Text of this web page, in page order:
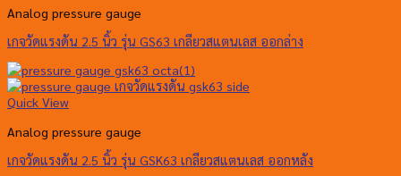
Analog pressure gauge
เกจวัดแรงดัน 2.5 นิ้ว รุ่น GS63 เกลียวสแตนเลส ออกล่าง
Quick View
Analog pressure gauge
เกจวัดแรงดัน 2.5 นิ้ว รุ่น GSK63 เกลียวสแตนเลส ออกหลัง